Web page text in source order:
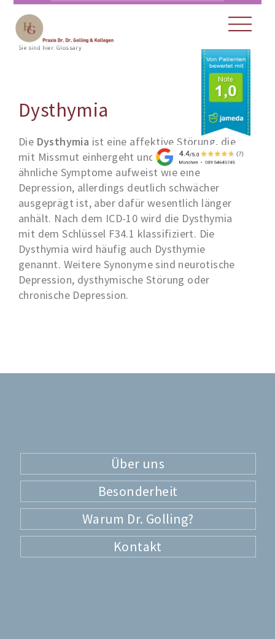
Sie sind hier:Glossary
Dysthymia
Die Dysthymia ist eine affektive Störung, die
mit Missmut einhergeht und im Prinzip
ähnliche Symptome aufweist wie eine
Depression, allerdings deutlich schwächer
ausgeprägt ist, aber dafür wesentlich länger
anhält. Nach dem ICD-10 wird die Dysthymia
mit dem Schlüssel F34.1 klassifiziert. Die
Dysthymia wird häufig auch Dysthymie
genannt. Weitere Synonyme sind neurotische
Depression, dysthymische Störung oder
chronische Depression.
Über uns
Besonderheit
Warum Dr. Golling?
Kontakt